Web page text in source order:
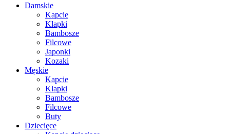
Damskie
Kapcie
Klapki
Bambosze
Filcowe
Japonki
Kozaki
Męskie
Kapcie
Klapki
Bambosze
Filcowe
Buty
Dziecięce